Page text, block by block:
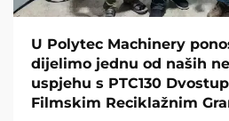
U Polytec Machinery
dijelimo jednu od naših
uspjehu s PTC130
Filmskim Reciklažnim